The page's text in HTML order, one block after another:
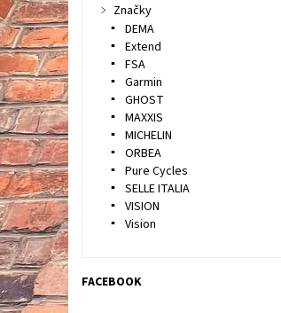
Značky
DEMA
Extend
FSA
Garmin
GHOST
MAXXIS
MICHELIN
ORBEA
Pure Cycles
SELLE ITALIA
VISION
Vision
FACEBOOK